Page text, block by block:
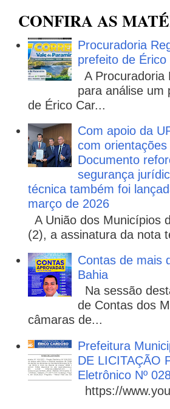
CONFIRA AS
Procuradoria
prefeito de Érico
A Procuradoria
para análise um
de Érico Car...
Com apoio da
com
Documento
segurança
técnica também foi
março de 2026
A União dos Municípios
(2), a assinatura da nota
Contas de mais
Bahia
Na sessão
de Contas dos
câmaras de...
Prefeitura
DE LICITAÇÃO
Eletrônico Nº
https://